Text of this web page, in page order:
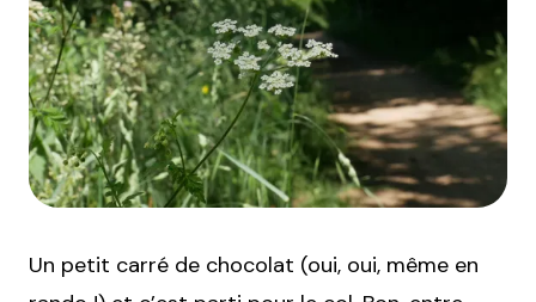
Un petit carré de chocolat (oui, oui, même en